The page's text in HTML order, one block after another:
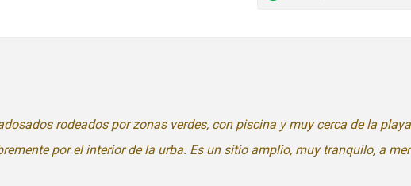
rodeados por zonas verdes, con piscina y muy cerca de la
por el interior de la urba. Es un sitio amplio, muy tranquilo, a